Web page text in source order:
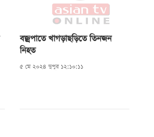
বজ্রপাতে খাগড়াছড়িতে তিনজন
নিহত
৫ মে ২০২৪ দুপুর ১২:১০:১১